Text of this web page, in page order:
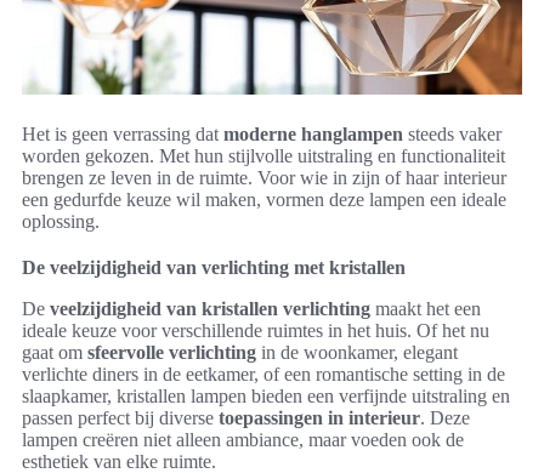
Het is geen verrassing dat moderne hanglampen steeds vaker
worden gekozen. Met hun stijlvolle uitstraling en functionaliteit
brengen ze leven in de ruimte. Voor wie in zijn of haar interieur
een gedurfde keuze wil maken, vormen deze lampen een ideale
oplossing.
De veelzijdigheid van verlichting met kristallen
De veelzijdigheid van kristallen verlichting maakt het een
ideale keuze voor verschillende ruimtes in het huis. Of het nu
gaat om sfeervolle verlichting in de woonkamer, elegant
verlichte diners in de eetkamer, of een romantische setting in de
slaapkamer, kristallen lampen bieden een verfijnde uitstraling en
passen perfect bij diverse toepassingen in interieur. Deze
lampen creëren niet alleen ambiance, maar voeden ook de
esthetiek van elke ruimte.